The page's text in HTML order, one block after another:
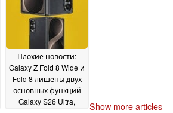
Плохие новости:
Galaxy Z Fold 8 Wide и
Fold 8 лишены двух
основных функций
Galaxy S26 Ultra,
Show more articles